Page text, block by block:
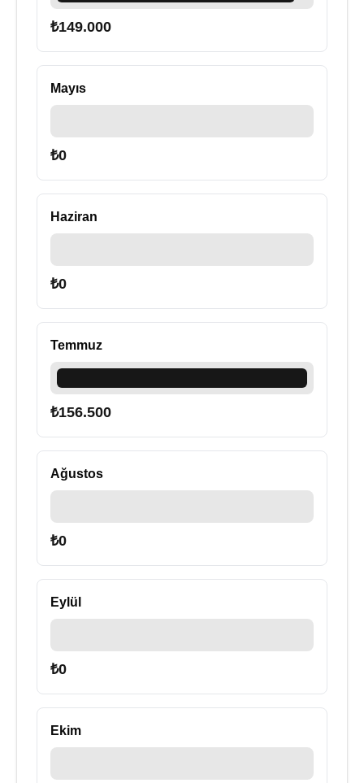
₺149.000
Mayıs
₺0
Haziran
₺0
Temmuz
₺156.500
Ağustos
₺0
Eylül
₺0
Ekim